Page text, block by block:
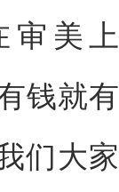
审美上
钱就有
们大家